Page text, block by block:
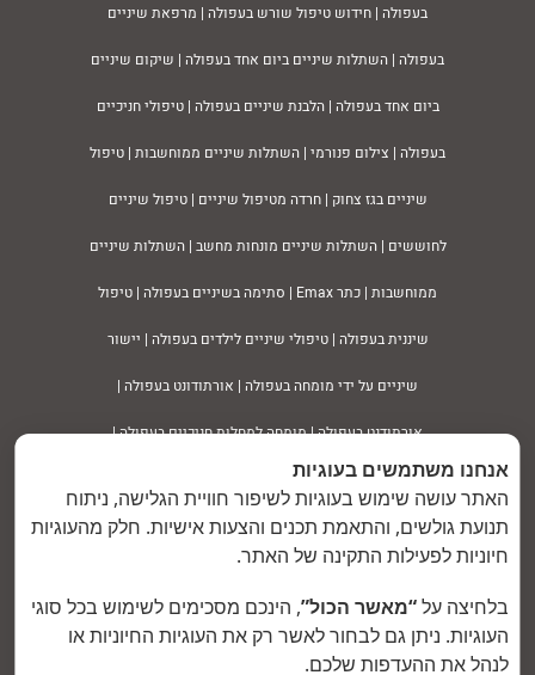
בעפולה | חידוש טיפול שורש בעפולה | מרפאת שיניים
בעפולה | השתלות שיניים ביום אחדבעפולה | שיקום שיניים
ביום אחדבעפולה | הלבנת שינייםבעפולה | טיפולי חניכיים
בעפולה | צילום פנורמי | השתלות שיניים ממוחשבות | טיפול
שיניים בגז צחוק | חרדה מטיפול שיניים | טיפול שיניים
לחוששים | השתלות שיניים מונחות מחשב | השתלות שיניים
ממוחשבות | כתר Emax | סתימה בשיניים בעפולה | טיפול
שינניתבעפולה | טיפולי שיניים לילדים בעפולה | יישור
שיניים על ידי מומחה בעפולה | אורתודונט בעפולה |
אורתודנט בעפולה | מומחה למחלות חניכיים בעפולה |
פריודונט בעפולה | מומחה לטיפולי שיניים לילדים
© כל הזכויות שמורות לד״ר אליאס |
אתרים:
מדיקו - שיווק, פרסום וייעוץ לשירותי רפואה
בע"מ | טל. 08-6672288
אנחנו משתמשים בעוגיות
האתר עושה שימוש בעוגיות לשיפור חוויית הגלישה, ניתוח
תנועת גולשים, והתאמת תכנים והצעות אישיות. חלק מהעוגיות
חיוניות לפעילות התקינה של האתר.
בלחיצה על“מאשר הכול”, הינכם מסכימים לשימוש בכל סוגי
העוגיות. ניתן גם לבחור לאשר רק את העוגיות החיוניות או
לנהל את ההעדפות שלכם.